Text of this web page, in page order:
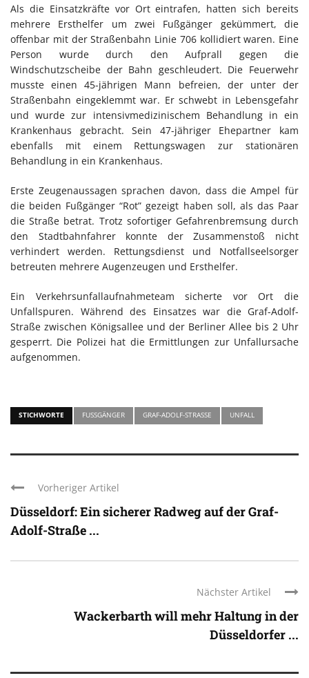
Als die Einsatzkräfte vor Ort eintrafen, hatten sich bereits
mehrere Ersthelfer um zwei Fußgänger gekümmert, die
offenbar mit der Straßenbahn Linie 706 kollidiert waren. Eine
Person wurde durch den Aufprall gegen die
Windschutzscheibe der Bahn geschleudert. Die Feuerwehr
musste einen 45-jährigen Mann befreien, der unter der
Straßenbahn eingeklemmt war. Er schwebt in Lebensgefahr
und wurde zur intensivmedizinischem Behandlung in ein
Krankenhaus gebracht. Sein 47-jähriger Ehepartner kam
ebenfalls mit einem Rettungswagen zur stationären
Behandlung in ein Krankenhaus.
Erste Zeugenaussagen sprachen davon, dass die Ampel für
die beiden Fußgänger “Rot” gezeigt haben soll, als das Paar
die Straße betrat. Trotz sofortiger Gefahrenbremsung durch
den Stadtbahnfahrer konnte der Zusammenstoß nicht
verhindert werden. Rettungsdienst und Notfallseelsorger
betreuten mehrere Augenzeugen und Ersthelfer.
Ein Verkehrsunfallaufnahmeteam sicherte vor Ort die
Unfallspuren. Während des Einsatzes war die Graf-Adolf-
Straße zwischen Königsallee und der Berliner Allee bis 2 Uhr
gesperrt. Die Polizei hat die Ermittlungen zur Unfallursache
aufgenommen.
STICHWORTE FUSSGÄNGER GRAF-ADOLF-STRASSE UNFALL
Vorheriger Artikel
Düsseldorf: Ein sicherer Radweg auf der Graf-
Adolf-Straße ...
Nächster Artikel
Wackerbarth will mehr Haltung in der
Düsseldorfer ...